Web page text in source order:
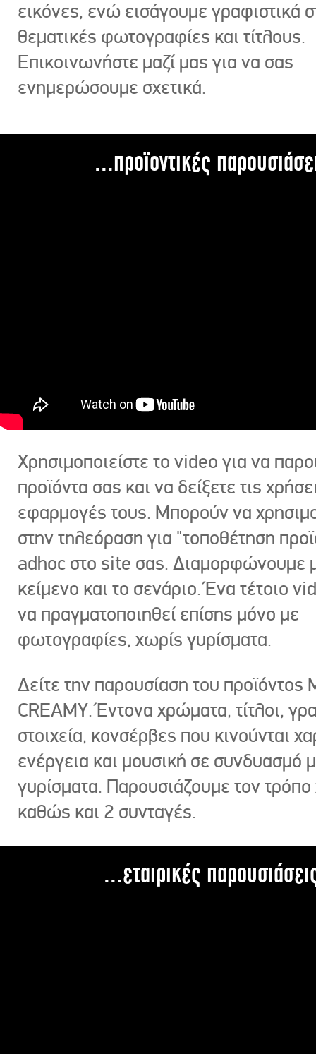
εικόνες, ενώ εισάγουμε γραφιστικά
θεματικές φωτογραφίες και τίτλους.
Επικοινωνήστε μαζί μας για να σας
ενημερώσουμε σχετικά.
...προϊοντικές
Χρησιμοποιείστε το video για να
προϊόντα σας και να δείξετε τις
εφαρμογές τους. Μπορούν να
στην τηλεόραση για "τοποθέτηση
adhoc στο site σας. Διαμορφώνουμε
κείμενο και το σενάριο. Ένα τέτοιο
να πραγματοποιηθεί επίσης μόνο με
φωτογραφίες, χωρίς γυρίσματα.
Δείτε την παρουσίαση του προϊόντος
CREAMY. Έντονα χρώματα, τίτλοι,
στοιχεία, κονσέρβες που κινούνται
ενέργεια και μουσική σε συνδυασμό
γυρίσματα. Παρουσιάζουμε τον
καθώς και 2 συνταγές.
...εταιρικές